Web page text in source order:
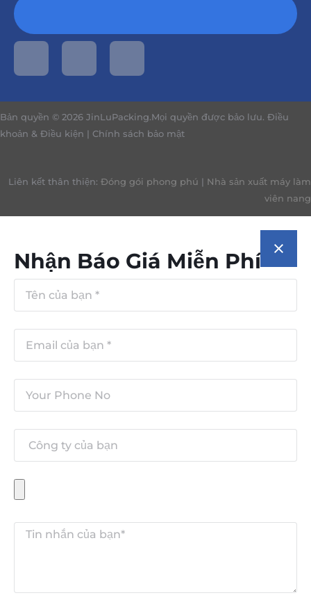
Bản quyền © 2026 JinLuPacking.Mọi quyền được bảo lưu. Điều
khoản & Điều kiện | Chính sách bảo mật
Liên kết thân thiện: Đóng gói phong phú | Nhà sản xuất máy làm
viên nang
Nhận Báo Giá Miễn Phí